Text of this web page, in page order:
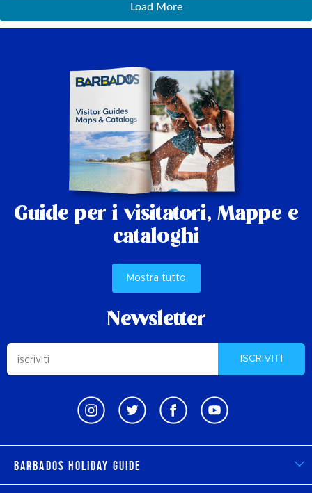
Load More
Guide per i visitatori, Mappe e
cataloghi
Mostra tutto
Newsletter
ISCRIVITI
Barbados Holiday Guide